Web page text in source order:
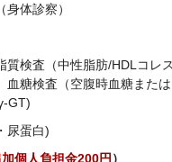
身体診察）
質検査（中性脂肪/HDLコレ
血糖検査（空腹時血糖また
GT)
尿蛋白)
個人負担金200円 ）